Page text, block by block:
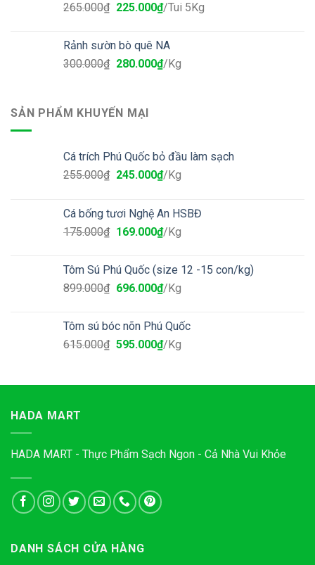
265.000₫ 225.000₫/Tui 5Kg
Rảnh sườn bò quê NA
300.000₫ 280.000₫/Kg
SẢN PHẨM KHUYẾN MẠI
Cá trích Phú Quốc bỏ đầu làm sạch
255.000₫ 245.000₫/Kg
Cá bống tươi Nghệ An HSBĐ
175.000₫ 169.000₫/Kg
Tôm Sú Phú Quốc (size 12 -15 con/kg)
899.000₫ 696.000₫/Kg
Tôm sú bóc nõn Phú Quốc
615.000₫ 595.000₫/Kg
HADA MART
HADA MART - Thực Phẩm Sạch Ngon - Cả Nhà Vui Khỏe
DANH SÁCH CỬA HÀNG